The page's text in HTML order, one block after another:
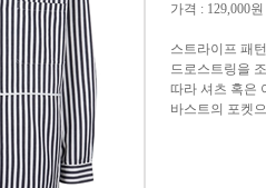
가격 : 129,000원
스트라이프 패
드로스트링을
따라 셔츠 혹은
바스트의 포켓